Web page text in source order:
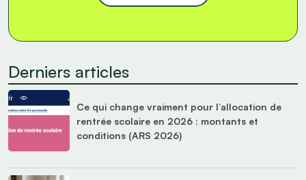
Derniers articles
Ce qui change vraiment pour l’allocation de
rentrée scolaire en 2026 : montants et
conditions (ARS 2026)